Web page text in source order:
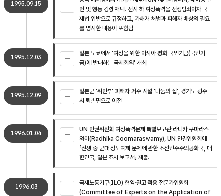
1995.09.15
언 및 행동 강령 채택. 전시 하 여성폭력을 전쟁범죄이자 국
제법 위반으로 규정하고, 가해자 처벌과 피해자 배상의 필요
를 명시한 내용이 포함됨
1995.12.03
일본 도쿄에서 '여성을 위한 아시아 평화 국민기금(국민기
금)에 반대하는 국제회의' 개최
1995.12.09
일본군 '위안부' 피해자 거주 시설 '나눔의 집', 경기도 광주
시 퇴촌면으로 이전
1996.01.04
UN 인권위원회 여성폭력문제 특별보고관 라디카 쿠마라스
와미(Radhika Coomaraswamy), UN 인권위원회에
「전쟁 중 군대 성노예제 문제에 관한 조선민주주의공화국, 대
한민국, 일본 조사 보고서」 제출.
1996.03
국제노동기구(ILO) 협약·권고 적용 전문가위원회
(Committee of Experts on the Application of